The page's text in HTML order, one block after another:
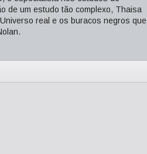
de um estudo tão complexo, Thaisa
real e os buracos negros que